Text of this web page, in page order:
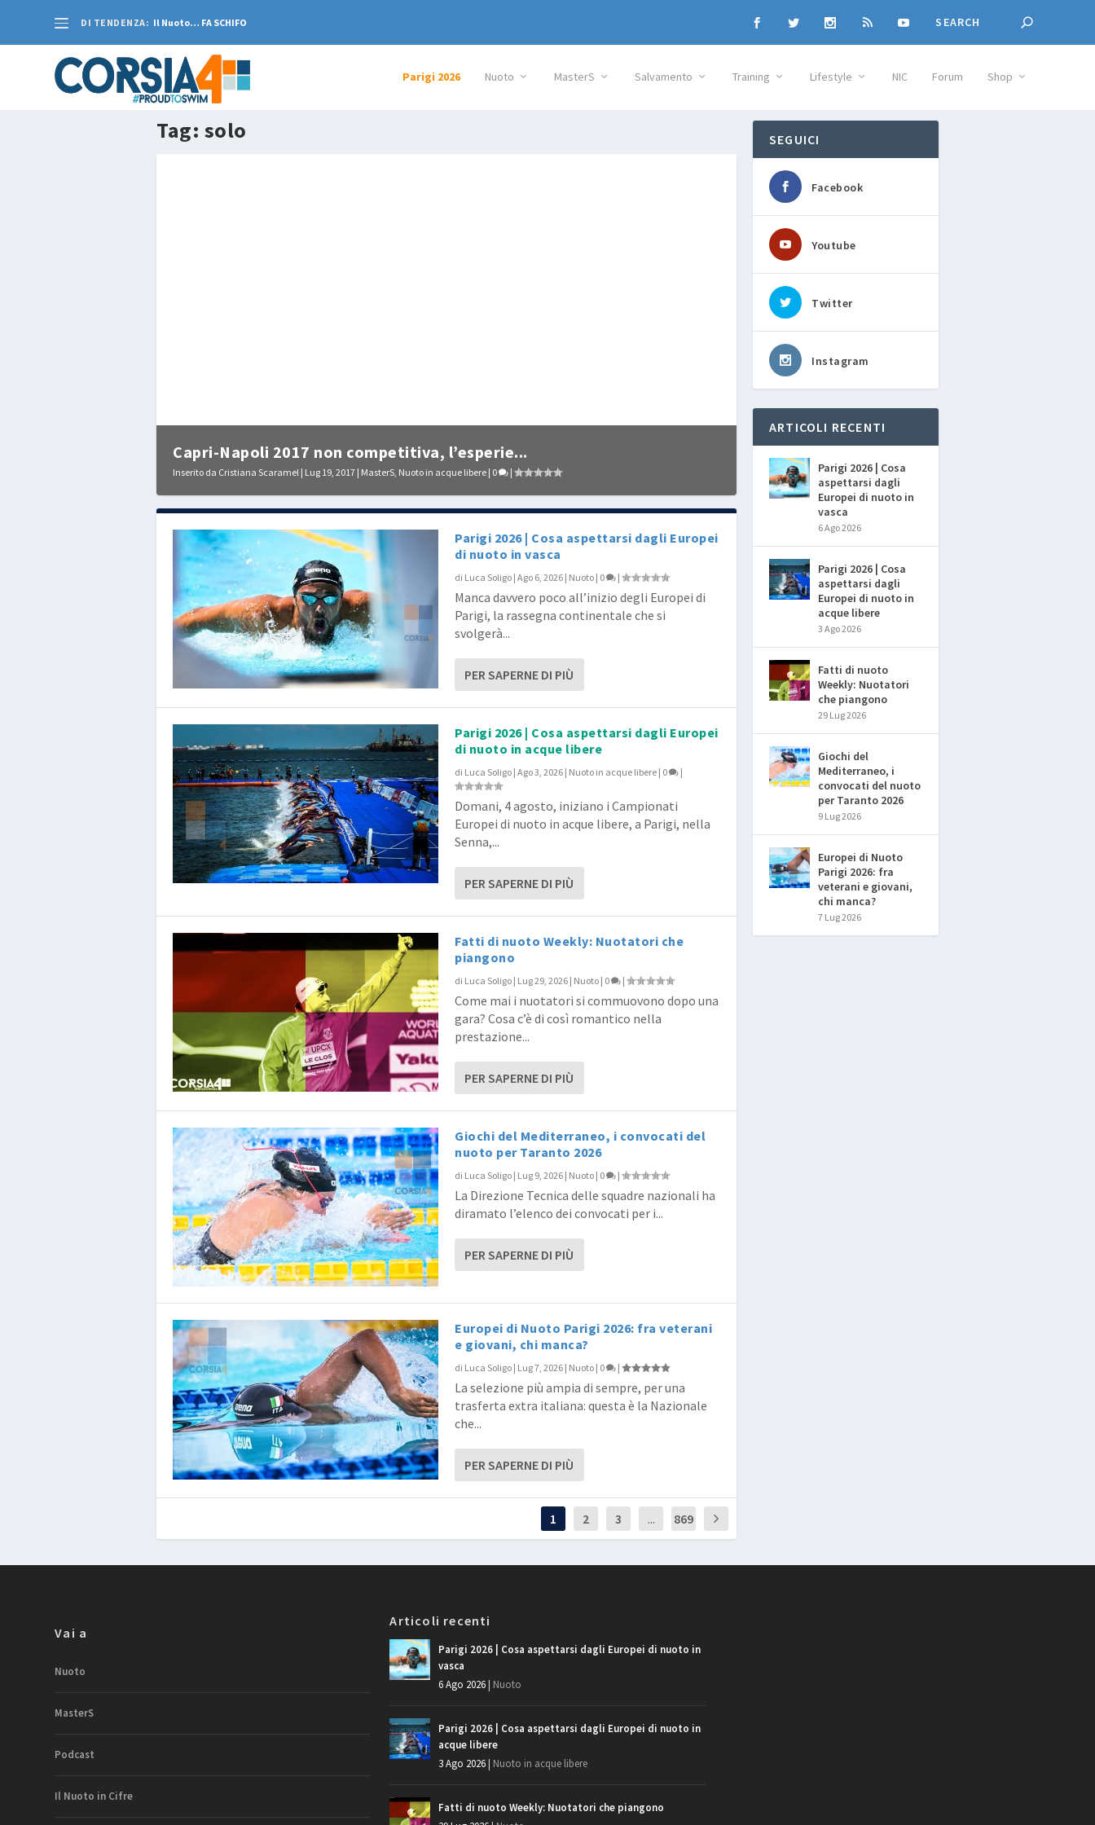
DI TENDENZA: Il Nuoto… FA SCHIFO
Parigi 2026 Nuoto MasterS Salvamento Training Lifestyle NIC Forum Shop
Tag: solo
Capri-Napoli 2017 non competitiva, l’esperie...
Inserito da Cristiana Scaramel | Lug 19, 2017 | MasterS Nuoto in acque libere | 0 |
Parigi 2026 | Cosa aspettarsi dagli Europei
di nuoto in vasca
di Luca Soligo | Ago 6, 2026 | Nuoto | 0 |
Manca davvero poco all’inizio degli Europei di
Parigi, la rassegna continentale che si
svolgerà...
PER SAPERNE DI PIÙ
Parigi 2026 | Cosa aspettarsi dagli Europei
di nuoto in acque libere
di Luca Soligo | Ago 3, 2026 | Nuoto in acque libere | 0 |
Domani, 4 agosto, iniziano i Campionati
Europei di nuoto in acque libere, a Parigi, nella
Senna,...
PER SAPERNE DI PIÙ
Fatti di nuoto Weekly: Nuotatori che
piangono
di Luca Soligo | Lug 29, 2026 | Nuoto | 0 |
Come mai i nuotatori si commuovono dopo una
gara? Cosa c’è di così romantico nella
prestazione...
PER SAPERNE DI PIÙ
Giochi del Mediterraneo, i convocati del
nuoto per Taranto 2026
di Luca Soligo | Lug 9, 2026 | Nuoto | 0 |
La Direzione Tecnica delle squadre nazionali ha
diramato l’elenco dei convocati per i...
PER SAPERNE DI PIÙ
Europei di Nuoto Parigi 2026: fra veterani
e giovani, chi manca?
di Luca Soligo | Lug 7, 2026 | Nuoto | 0 |
La selezione più ampia di sempre, per una
trasferta extra italiana: questa è la Nazionale
che...
PER SAPERNE DI PIÙ
1 2 3 ... 869
SEGUICI
Facebook
Youtube
Twitter
Instagram
ARTICOLI RECENTI
Parigi 2026 | Cosa
aspettarsi dagli
Europei di nuoto in
vasca
6 Ago 2026
Parigi 2026 | Cosa
aspettarsi dagli
Europei di nuoto in
acque libere
3 Ago 2026
Fatti di nuoto
Weekly: Nuotatori
che piangono
29 Lug 2026
Giochi del
Mediterraneo, i
convocati del nuoto
per Taranto 2026
9 Lug 2026
Europei di Nuoto
Parigi 2026: fra
veterani e giovani,
chi manca?
7 Lug 2026
Vai a
Nuoto
MasterS
Podcast
Il Nuoto in Cifre
Articoli recenti
Parigi 2026 | Cosa aspettarsi dagli Europei di nuoto in
vasca
6 Ago 2026| Nuoto
Parigi 2026 | Cosa aspettarsi dagli Europei di nuoto in
acque libere
3 Ago 2026| Nuoto in acque libere
Fatti di nuoto Weekly: Nuotatori che piangono